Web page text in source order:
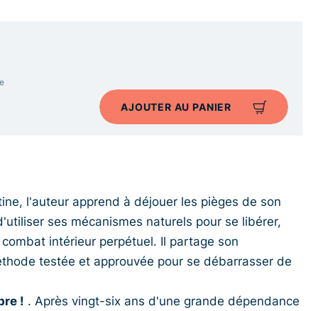
AJOUTER AU PANIER
l'auteur apprend à déjouer les pièges de son
ses mécanismes naturels pour se libérer,
intérieur perpétuel. Il partage son
testée et approuvée pour se débarrasser de
! . Après vingt-six ans d'une grande dépendance